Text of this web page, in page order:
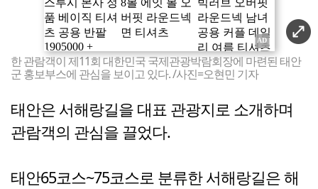
한 관람객이 제11회 대한민국 국제관광박람회장에 마련된 태안
군 홍보부스에 관심을 보이고 있다. /사진=오현민 기자
태안은 서해랑길을 대표 관광지로 소개하며
관람객의 관심을 끌었다.
태안65코스~75코스로 분류한 서해랑길은 해